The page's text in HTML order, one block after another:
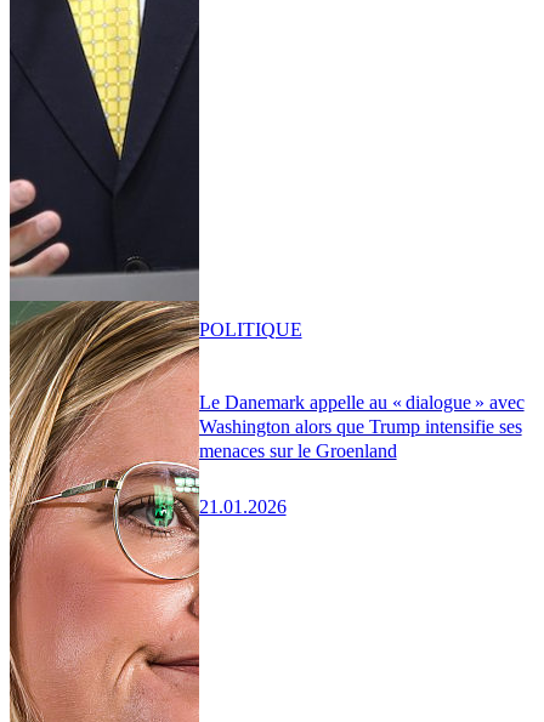
Le Danemark appelle au « dialogue » avec
Washington alors que Trump intensifie ses
menaces sur le Groenland
21.01.2026
POLITIQUE